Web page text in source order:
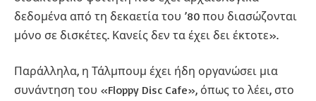
δεδομένα από τη δεκαετία του ’80 που διασώζονται
μόνο σε δισκέτες. Κανείς δεν τα έχει δει έκτοτε».
Παράλληλα, η Τάλμπουμ έχει ήδη οργανώσει μια
συνάντηση του «Floppy Disc Cafe», όπως το λέει, στο